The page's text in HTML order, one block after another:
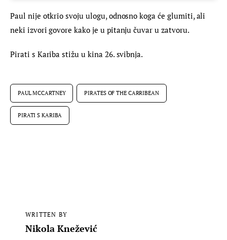
Paul nije otkrio svoju ulogu, odnosno koga će glumiti, ali
neki izvori govore kako je u pitanju čuvar u zatvoru.
Pirati s Kariba stižu u kina 26. svibnja.
PAUL MCCARTNEY PIRATES OF THE CARRIBEAN
PIRATI S KARIBA
WRITTEN BY
Nikola Knežević